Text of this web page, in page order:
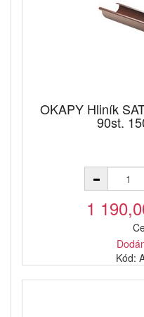
OKAPY Hliník
90st.
1
Kód: